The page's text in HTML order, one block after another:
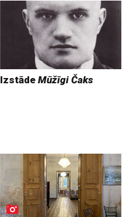
IzstādeMūžīgi Čaks